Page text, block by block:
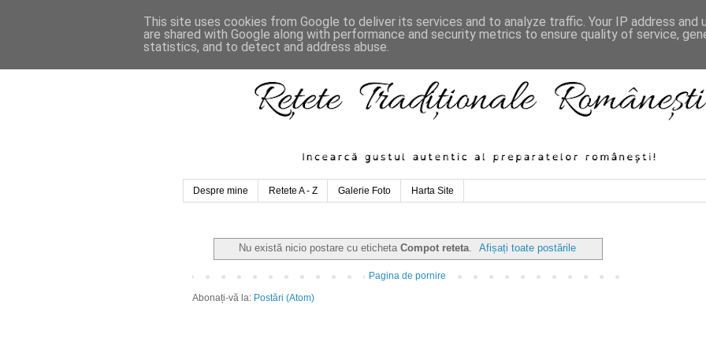
Despre mine Retete A - Z Galerie Foto Harta Site
Nu există nicio postare cu eticheta Compot reteta. Afișați toate postările
Pagina de pornire
Abonați-vă la: Postări (Atom)
This site uses cookies from Google to deliver its services and to analyze traffic. Your IP address and
are shared with Google along with performance and security metrics to ensure quality of service,
statistics, and to detect and address abuse.